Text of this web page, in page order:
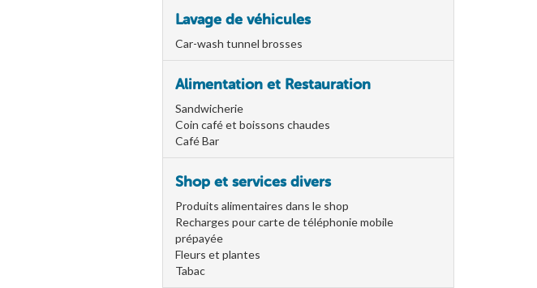
Lavage de véhicules
Car-wash tunnel brosses
Alimentation et Restauration
Sandwicherie
Coin café et boissons chaudes
Café Bar
Shop et services divers
Produits alimentaires dans le shop
Recharges pour carte de téléphonie mobile
prépayée
Fleurs et plantes
Tabac